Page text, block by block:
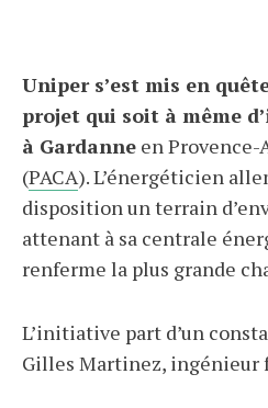
Uniper s’est mis en
projet qui soit à même
à Gardanne en Provence-
(PACA). L’énergéticien
disposition un terrain
attenant à sa centrale
renferme la plus grande
L’initiative part d’un
Gilles Martinez, ingénieur